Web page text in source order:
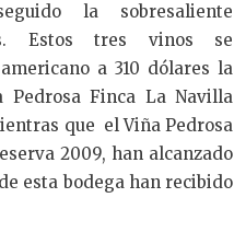
la sobresaliente
Estos tres vinos se
a 310 dólares la
Pedrosa Finca La Navilla
que el Viña Pedrosa
2009, han alcanzado
esta bodega han recibido